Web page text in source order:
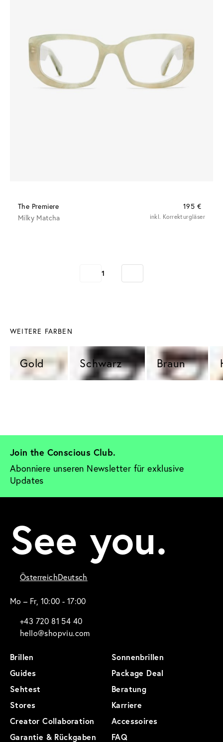
The Premiere
195 €
Milky Matcha
inkl. Korrekturgläser
1
WEITERE FARBEN
Gold Schwarz Braun
Join the Conscious Club.
Abonniere unseren Newsletter für exklusive
Updates
See you.
ÖsterreichDeutsch
Mo – Fr, 10:00 - 17:00
+43 720 81 54 40
hello@shopviu.com
Brillen
Sonnenbrillen
Guides
Package Deal
Sehtest
Beratung
Stores
Karriere
Creator Collaboration
Accessoires
Garantie & Rückgaben
FAQ